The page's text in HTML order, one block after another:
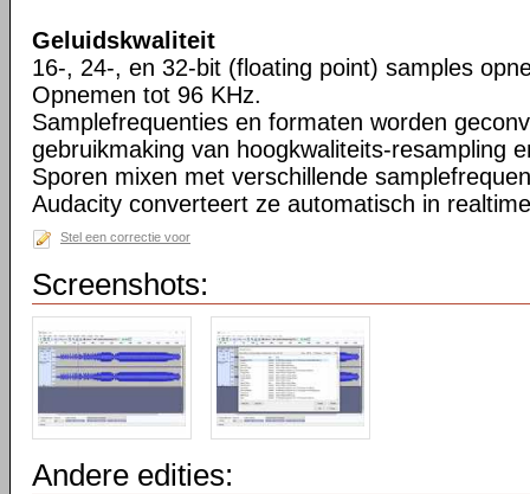
Geluidskwaliteit
16-, 24-, en 32-bit (floating point) samples
Opnemen tot 96 KHz.
Samplefrequenties en formaten worden
gebruikmaking van hoogkwaliteits-resampling
Sporen mixen met verschillende
Audacity converteert ze automatisch in
Stel een correctie voor
Screenshots:
Andere edities: